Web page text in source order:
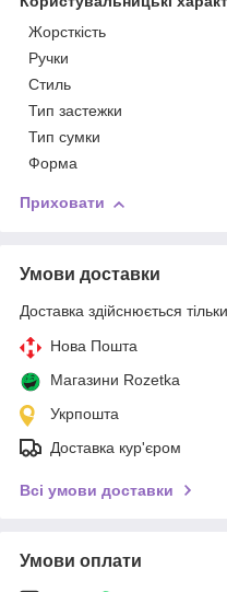
Жорсткість
Ручки
Стиль
Тип застежки
Тип сумки
Форма
Приховати
Умови доставки
Доставка здійснюється
Нова Пошта
Магазини Rozetka
Укрпошта
Доставка кур'єром
Всі умови доставки
Умови оплати